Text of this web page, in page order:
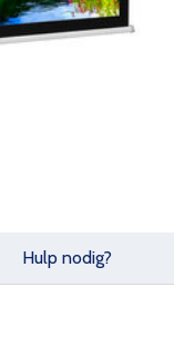
Hulp nodig?